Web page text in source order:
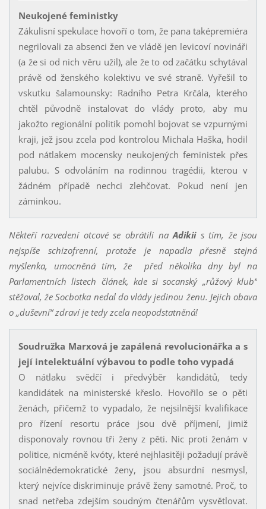
Neukojené feministky
Zákulisní spekulace hovoří o tom, že pana taképremiéra
negrilovali za absenci žen ve vládě jen levicoví novináři
(a že si od nich věru užil), ale že to od začátku schytával
právě od ženského kolektivu ve své straně. Vyřešil to
vskutku šalamounsky: Radního Petra Krčála, kterého
chtěl původně instalovat do vlády proto, aby mu
jakožto regionální politik pomohl bojovat se vzpurnými
kraji, jež jsou zcela pod kontrolou Michala Haška, hodil
pod nátlakem mocensky neukojených feministek přes
palubu. S odvoláním na rodinnou tragédii, kterou v
žádném případě nechci zlehčovat. Pokud není jen
záminkou.
Někteří rozvedení otcové se obrátili naAdikiis tím, že jsou
nejspíše schizofrenní, protože je napadla přesně stejná
myšlenka, umocněná tím, že před několika dny byl na
Parlamentních listech článek, kde si socanský „růžový klub“
stěžoval, že Socbotka nedal do vlády jedinou ženu. Jejich obava
o „duševní“ zdraví je tedy zcela neopodstatněná!
Soudružka Marxová je zapálená revolucionářka a s
její intelektuální výbavou to podle toho vypadá
O nátlaku svědčí i předvýběr kandidátů, tedy
kandidátek na ministerské křeslo. Hovořilo se o pěti
ženách, přičemž to vypadalo, že nejsilnější kvalifikace
pro řízení resortu práce jsou dvě příjmení, jimiž
disponovaly rovnou tři ženy z pěti. Nic proti ženám v
politice, nicméně kvóty, které nejhlasitěji požadují právě
sociálnědemokratické ženy, jsou absurdní nesmysl,
který nejvíce diskriminuje právě ženy samotné. Proč, to
snad netřeba zdejším soudným čtenářům vysvětlovat.